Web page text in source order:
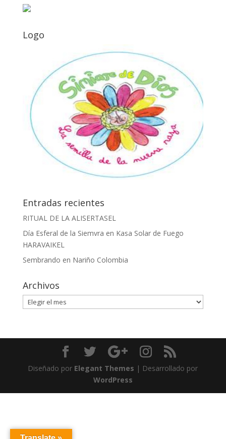
Logo
Entradas recientes
RITUAL DE LA ALISERTASEL
Día Esferal de la Siemvra en Kasa Solar de Fuego
HARAVAIKEL
Sembrando en Nariño Colombia
Archivos
Archivos
Diseñado por Elegant Themes | Desarrollado por
WordPress